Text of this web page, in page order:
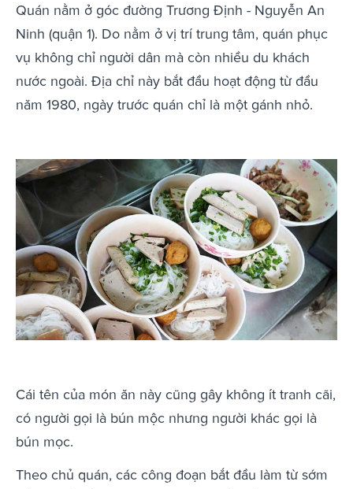
Quán nằm ở góc đường Trương Định - Nguyễn An
Ninh (quận 1). Do nằm ở vị trí trung tâm, quán phục
vụ không chỉ người dân mà còn nhiều du khách
nước ngoài. Địa chỉ này bắt đầu hoạt động từ đầu
năm 1980, ngày trước quán chỉ là một gánh nhỏ.
Cái tên của món ăn này cũng gây không ít tranh cãi,
có người gọi là bún mộc nhưng người khác gọi là
bún mọc.
Theo chủ quán, các công đoạn bắt đầu làm từ sớm